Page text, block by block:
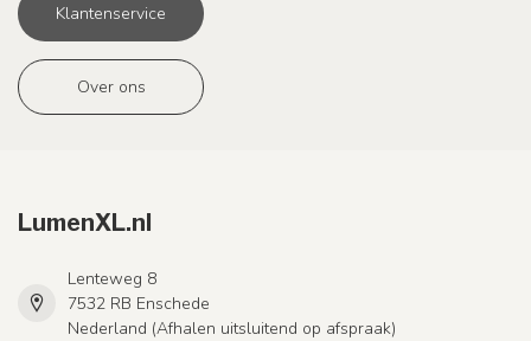
Klantenservice
Over ons
LumenXL.nl
Lenteweg 8
7532 RB Enschede
Nederland (Afhalen uitsluitend op afspraak)